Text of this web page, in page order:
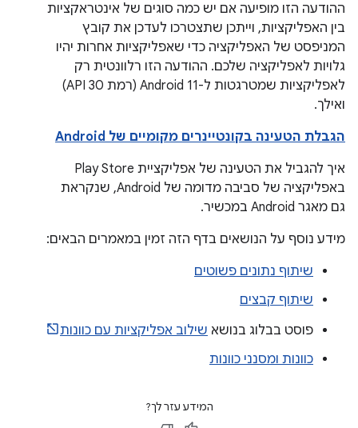
ההודעה הזו מופיעה אם יש כמה סוגים של אינטראקציות
בין האפליקציות, וייתכן שתצטרכו לעדכן את קובץ
המניפסט של האפליקציה כדי שאפליקציות אחרות יהיו
גלויות לאפליקציה שלכם. ההודעה הזו רלוונטית רק
לאפליקציות שמטרגטות ל-Android 11 (רמת API 30)
ואילך.
הגבלת הטעינה בקונטיינרים מקומיים של Android
איך להגביל את הטעינה של אפליקציית Play Store
באפליקציה של סביבה מדומה של Android, שנקראת
גם מאגר Android במכשיר.
מידע נוסף על הנושאים בדף הזה זמין במאמרים הבאים:
שיתוף נתונים פשוטים
שיתוף קבצים
פוסט בבלוג בנושא שילוב אפליקציות עם כוונות
כוונות ומסנני כוונות
המידע עזר לך?